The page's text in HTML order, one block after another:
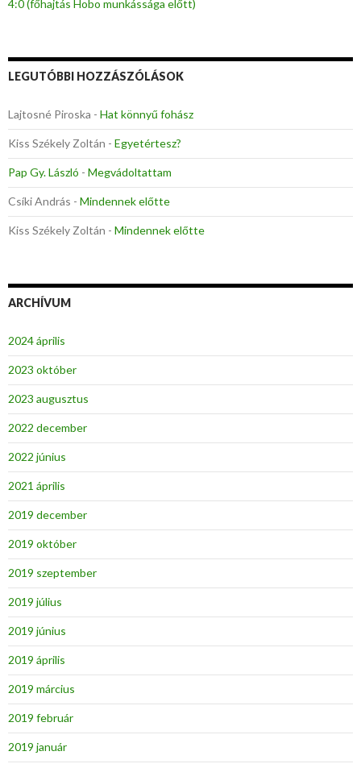
4:0 (főhajtás Hobo munkássága előtt)
LEGUTÓBBI HOZZÁSZÓLÁSOK
Lajtosné Piroska - Hat könnyű fohász
Kiss Székely Zoltán - Egyetértesz?
Pap Gy. László - Megvádoltattam
Csíki András - Mindennek előtte
Kiss Székely Zoltán - Mindennek előtte
ARCHÍVUM
2024 április
2023 október
2023 augusztus
2022 december
2022 június
2021 április
2019 december
2019 október
2019 szeptember
2019 július
2019 június
2019 április
2019 március
2019 február
2019 január